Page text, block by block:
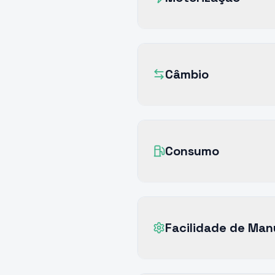
Câmbio
Consumo
Facilidade de